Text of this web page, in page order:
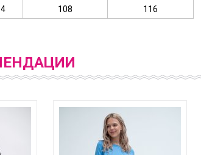
108 116